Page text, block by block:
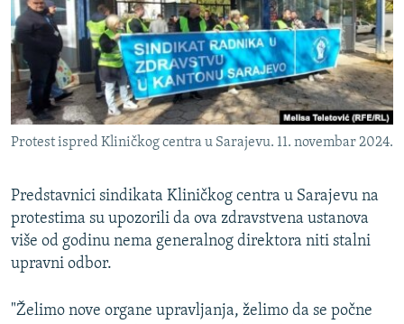
DNEVNO@RSE
SPECIJALI RSE
VIŠE OD NASLOVA
GENOCID U SREBRENICI
POPLAVE I KLIZIŠTA U BIH 2024.
TV LIBERTY
POST SCRIPTUM
MOJA EVROPA
SVE KARTE DEJTONA
PRATITE NAS
Sve RFE/RL stranice
Protest ispred Kliničkog centra u Sarajevu. 11. novembar 2024.
Predstavnici sindikata Kliničkog centra u Sarajevu na
protestima su upozorili da ova zdravstvena ustanova
više od godinu nema generalnog direktora niti stalni
upravni odbor.
"Želimo nove organe upravljanja, želimo da se počne